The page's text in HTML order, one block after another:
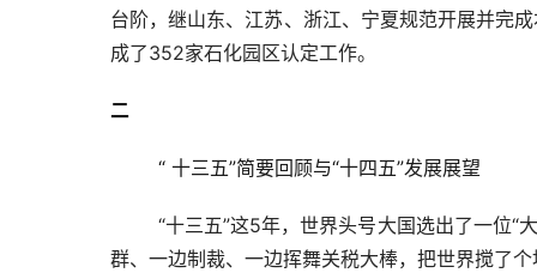
台阶，继山东、江苏、浙江、宁夏规范开展并完
成了352家石化园区认定工作。
二
“ 十三五”简要回顾与“十四五”发展展望
“十三五”这5年，世界头号大国选出了一位“
群、一边制裁、一边挥舞关税大棒，把世界搅了